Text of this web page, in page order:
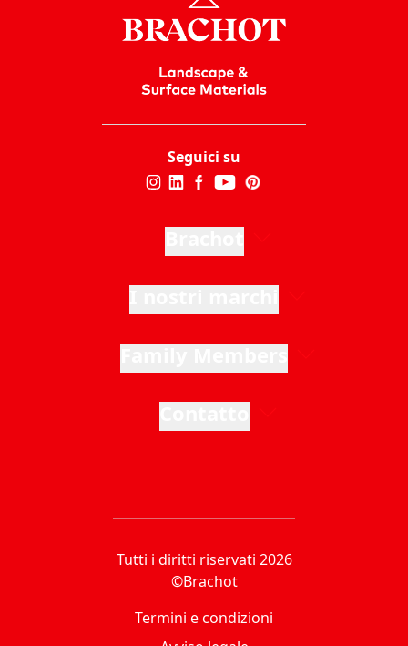
Seguici su
Tutti i diritti riservati 2026
©Brachot
Termini e condizioni